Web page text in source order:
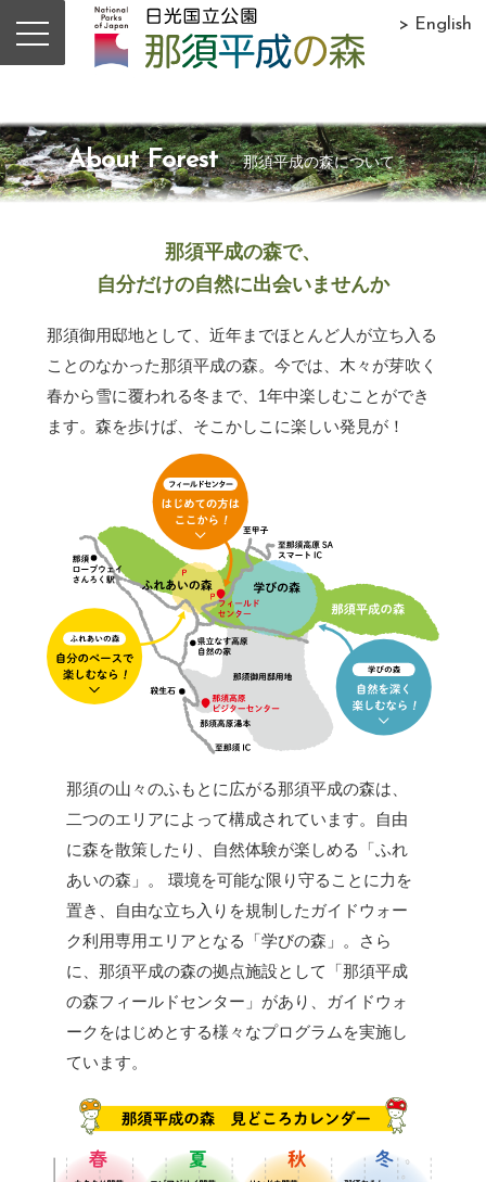
> English
About Forest 那須平成の森について
那須平成の森で、
自分だけの自然に出会いませんか
那須御用邸地として、近年までほとんど人が立ち入る
ことのなかった那須平成の森。今では、木々が芽吹く
春から雪に覆われる冬まで、1年中楽しむことができ
ます。森を歩けば、そこかしこに楽しい発見が！
那須の山々のふもとに広がる那須平成の森は、
二つのエリアによって構成されています。自由
に森を散策したり、自然体験が楽しめる「ふれ
あいの森」。 環境を可能な限り守ることに力を
置き、自由な立ち入りを規制したガイドウォー
ク利用専用エリアとなる「学びの森」。さら
に、那須平成の森の拠点施設として「那須平成
の森フィールドセンター」があり、ガイドウォ
ークをはじめとする様々なプログラムを実施し
ています。